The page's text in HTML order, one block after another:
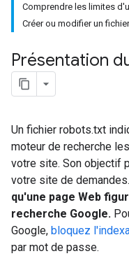
Comprendre les limites
Créer ou modifier un
Présentation
Un fichier robots.txt
moteur de recherche
votre site. Son objectif
votre site de demandes.
qu'une page Web
recherche Google.
Google, bloquez
par mot de passe.